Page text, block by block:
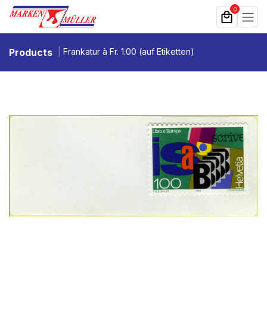
Zum Inhalt springen 0
Products Frankatur à Fr. 1.00 (auf Etiketten)